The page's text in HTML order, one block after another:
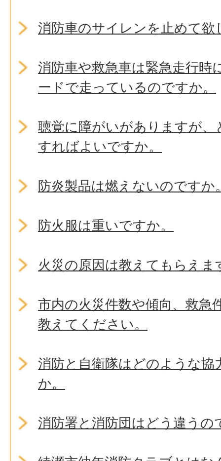
消防車のサイレンを止めて欲
消防車や救急車は緊急走行時
ードで走っているのですか。
聴覚に障がいがありますが、
すればよいですか。
防炎製品は燃えないのですか
防火服は重いですか。
火災の原因は教えてもらえま
市内の火災件数や傾向、救急
教えてください。
消防と自衛隊はどのような協
か。
消防署と消防団はどう違うの